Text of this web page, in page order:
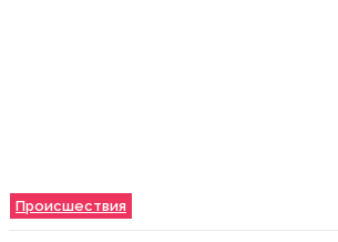
Происшествия